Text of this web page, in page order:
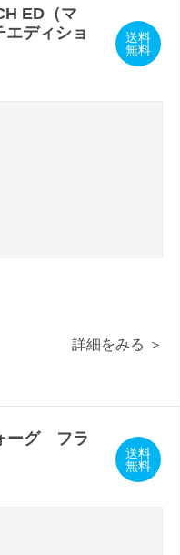
ED（マ
ディショ
送料
無料
詳細をみる ＞
ーグ フラ
送料
無料